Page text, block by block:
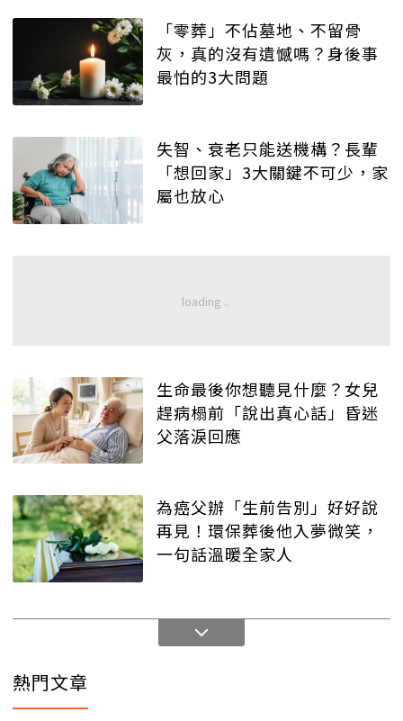
「零葬」不佔墓地、不留骨
灰，真的沒有遺憾嗎？身後事
最怕的3大問題
失智、衰老只能送機構？長輩
「想回家」3大關鍵不可少，家
屬也放心
生命最後你想聽見什麼？女兒
趕病榻前「說出真心話」昏迷
父落淚回應
為癌父辦「生前告別」好好說
再見！環保葬後他入夢微笑，
一句話溫暖全家人
熱門文章